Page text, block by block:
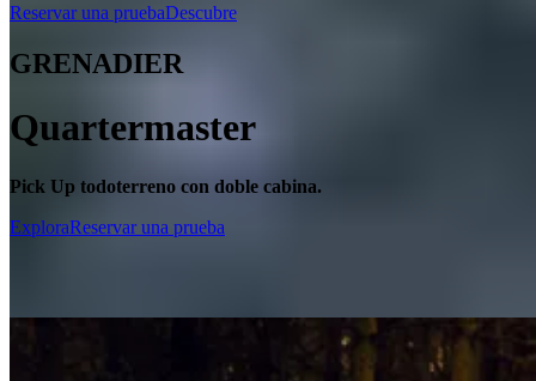
Reservar una pruebaDescubre
GRENADIER
Quartermaster
Pick Up todoterreno con doble cabina.
ExploraReservar una prueba